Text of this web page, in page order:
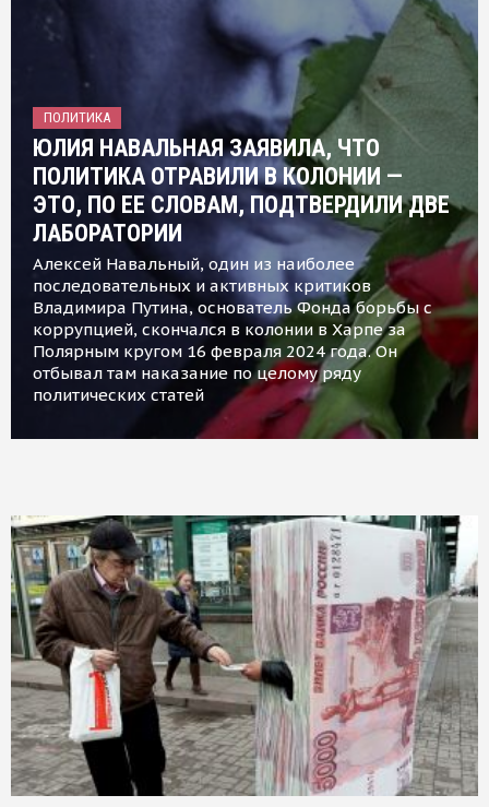
ПОЛИТИКА
ЮЛИЯ НАВАЛЬНАЯ ЗАЯВИЛА, ЧТО
ПОЛИТИКА ОТРАВИЛИ В КОЛОНИИ —
ЭТО, ПО ЕЕ СЛОВАМ, ПОДТВЕРДИЛИ ДВЕ
ЛАБОРАТОРИИ
Алексей Навальный, один из наиболее
последовательных и активных критиков
Владимира Путина, основатель Фонда борьбы с
коррупцией, скончался в колонии в Харпе за
Полярным кругом 16 февраля 2024 года. Он
отбывал там наказание по целому ряду
политических статей